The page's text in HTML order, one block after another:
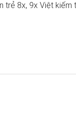
trẻ 8x, 9x Việt kiếm